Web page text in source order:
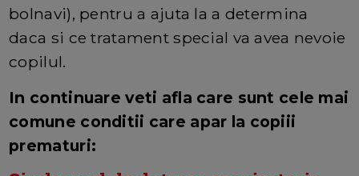
bolnavi), pentru a ajuta la a determina
daca si ce tratament special va avea nevoie
copilul.
In continuare veti afla care sunt cele mai
comune conditii care apar la copiii
prematuri: